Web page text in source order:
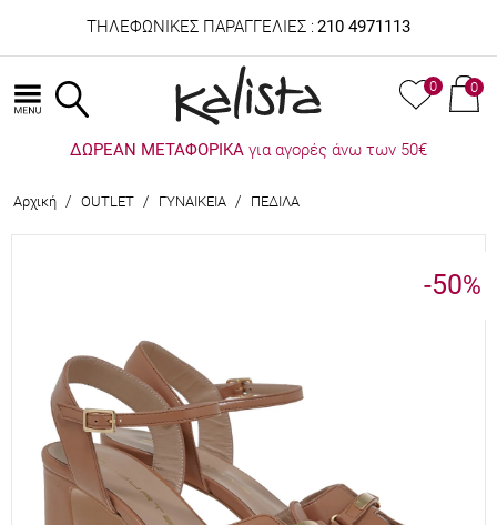
ΤΗΛΕΦΩΝΙΚΕΣ ΠΑΡΑΓΓΕΛΙΕΣ : 210 4971113
0 0
ΔΩΡΕΑΝ ΜΕΤΑΦΟΡΙΚΑ για αγορές άνω των 50€
Αρχική / OUTLET / ΓΥΝΑΙΚΕΙΑ / ΠΕΔΙΛΑ
-50%